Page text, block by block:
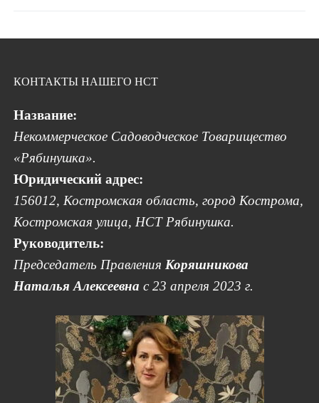
КОНТАКТЫ НАШЕГО НСТ
Название:
Некоммерческое Садоводческое Товарищество
«Рябинушка».
Юридический адрес:
156012, Костромская область, город Кострома,
Костромская улица, НСТ Рябинушка.
Руководитель:
Председатель Правления Коряшникова
Наталья Алексеевна с 23 апреля 2023 г.